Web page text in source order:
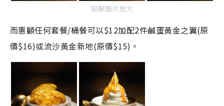
點擊圖片放大
而惠顧任何套餐/桶餐可以$12加配2件鹹蛋黃金之翼(原
價$16)或流沙黃金新地(原價$15)。